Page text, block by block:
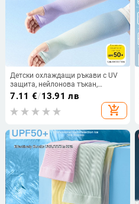
Детски охлаждащи ръкави с UV
защита, нейлонова тъкан,
съдържание на нейлон 80–90%,
тегло 28–34 g/m², дизайн с
отвори за пръсти
7.11 €/13.91 лв
add_shopping_cart